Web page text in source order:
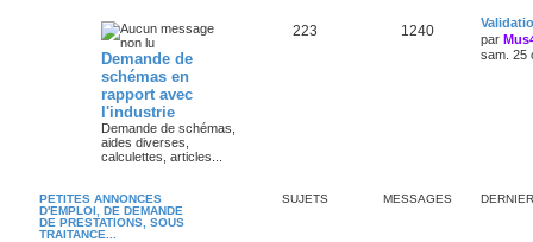
Demande de
schémas en
rapport avec
l'industrie
Demande de schémas,
aides diverses,
calculettes, articles...
223 1240
par
sam. 25
PETITES ANNONCES
D'EMPLOI, DE DEMANDE
DE PRESTATIONS, SOUS
TRAITANCE...
SUJETS MESSAGES